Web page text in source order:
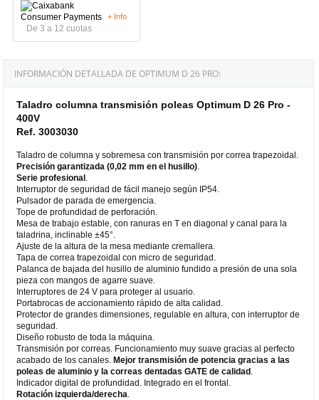
De 3 a 12 cuotas
+ Info
INFORMACIÓN DETALLADA DE OPTIMUM D 26 PRO:
Taladro columna transmisión poleas Optimum D 26 Pro -
400V
Ref. 3003030
Taladro de columna y sobremesa con transmisión por correa trapezoidal.
Precisión garantizada (0,02 mm en el husillo)
Serie profesional
Interruptor de seguridad de fácil manejo según IP54.
Pulsador de parada de emergencia.
Tope de profundidad de perforación.
Mesa de trabajo estable, con ranuras en T en diagonal y canal para la
taladrina, inclinable ±45°.
Ajuste de la altura de la mesa mediante cremallera.
Tapa de correa trapezoidal con micro de seguridad.
Palanca de bajada del husillo de aluminio fundido a presión de una sola
pieza con mangos de agarre suave.
Interruptores de 24 V para proteger al usuario.
Portabrocas de accionamiento rápido de alta calidad.
Protector de grandes dimensiones, regulable en altura, con interruptor de
seguridad.
Diseño robusto de toda la máquina.
Transmisión por correas. Funcionamiento muy suave gracias al perfecto
acabado de los canales.Mejor transmisión de potencia gracias a las
poleas de aluminio y la correas dentadas GATE de calidad
Indicador digital de profundidad. Integrado en el frontal.
Rotación izquierda/derecha